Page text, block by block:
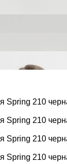
Spring 210
Spring 210
Spring 210
Spring 210